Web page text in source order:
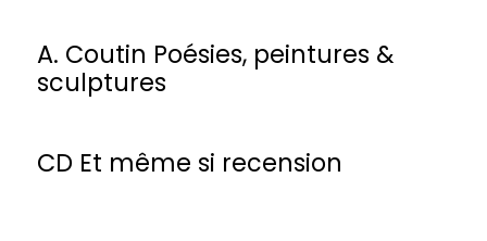
A. Coutin Poésies, peintures &
sculptures
CD Et même si recension